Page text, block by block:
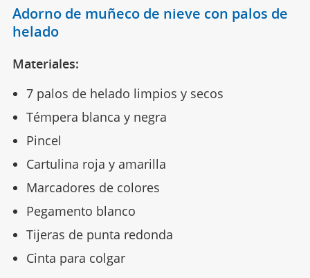
Adorno de muñeco de nieve con palos de
helado
Materiales:
7 palos de helado limpios y secos
Témpera blanca y negra
Pincel
Cartulina roja y amarilla
Marcadores de colores
Pegamento blanco
Tijeras de punta redonda
Cinta para colgar